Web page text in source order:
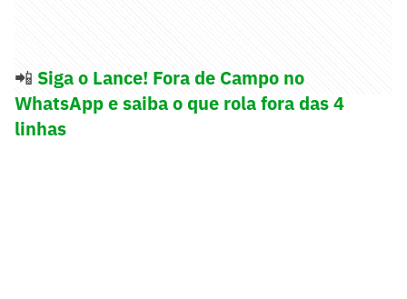
📲 Siga o Lance! Fora de Campo no
WhatsApp e saiba o que rola fora das 4
linhas